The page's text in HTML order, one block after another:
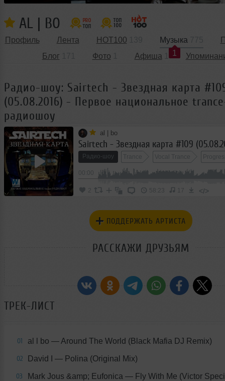
AL | BO
Профиль Лента HOT100
Музыка
1
Блог
Фото Афиша
Радио-шоу: Sairtech - Звездная карта
(05.08.2016) - Первое национальное
радиошоу
al | bo
Радио-шоу Trance Vocal Trance
Progressive House Club/Dance
2 58:23 17 </>
ПОДДЕРЖАТЬ АРТИСТА
РАССКАЖИ ДРУЗЬЯМ
ТРЕК-ЛИСТ
01 al l bo — Around The World (Black Mafia DJ Remix)
02 David I — Polina (Original Mix)
03 Mark Jous &amp; Eufonica — Fly With Me (Victor